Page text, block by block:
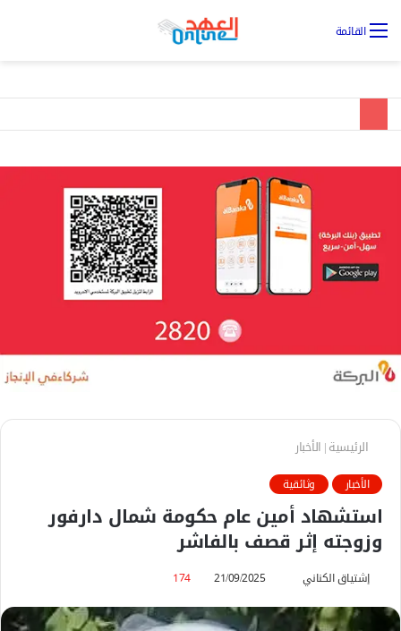
القائمة
الرئيسية| الأخبار
الأخبار وثائقية
استشهاد أمين عام حكومة شمال دارفور
وزوجته إثر قصف بالفاشر
إشتياق الكناني 21/09/2025
174